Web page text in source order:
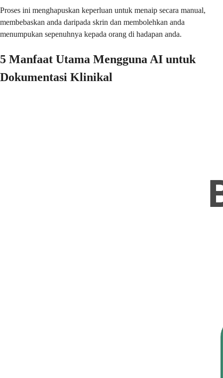
Proses ini menghapuskan keperluan untuk menaip secara manual,
membebaskan anda daripada skrin dan membolehkan anda
menumpukan sepenuhnya kepada orang di hadapan anda.
5 Manfaat Utama Mengguna AI untuk
Dokumentasi Klinikal